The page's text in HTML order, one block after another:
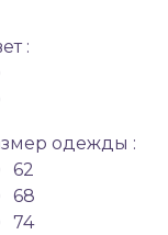
:
одежды :
62
68
74